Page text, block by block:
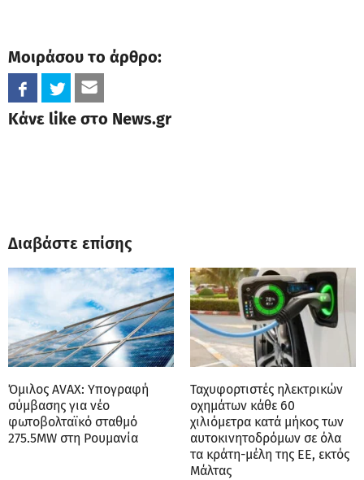
Μοιράσου το άρθρο:
Κάνε like στο News.gr
Διαβάστε επίσης
Όμιλος AVAX: Υπογραφή
σύμβασης για νέο
φωτοβολταϊκό σταθμό
275.5MW στη Ρουμανία
Ταχυφορτιστές ηλεκτρικών
οχημάτων κάθε 60
χιλιόμετρα κατά μήκος των
αυτοκινητοδρόμων σε όλα
τα κράτη-μέλη της ΕΕ, εκτός
Μάλτας